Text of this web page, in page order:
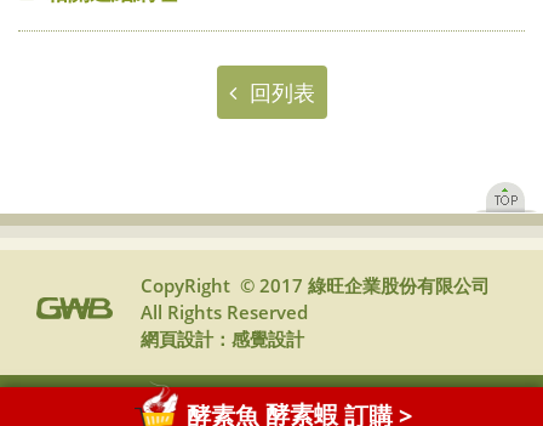
回列表
CopyRight © 2017 綠旺企業股份有限公司
All Rights Reserved
網頁設計：感覺設計
酵素魚 酵素蝦訂購 >